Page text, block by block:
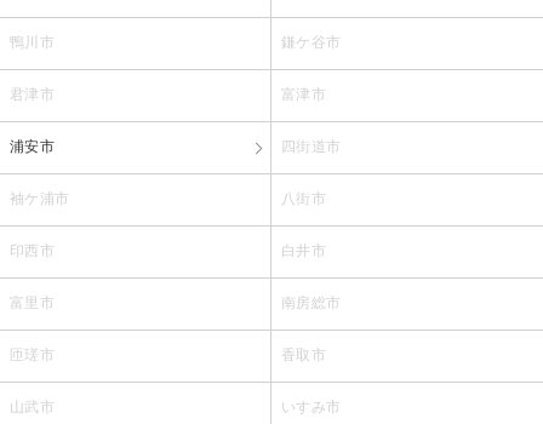
鴨川市 鎌ケ谷市
君津市 富津市
浦安市 四街道市
袖ケ浦市 八街市
印西市 白井市
富里市 南房総市
匝瑳市 香取市
山武市 いすみ市